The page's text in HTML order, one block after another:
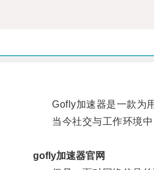
Gofly加速器是一款为用
当今社交与工作环境中
gofly加速器官网